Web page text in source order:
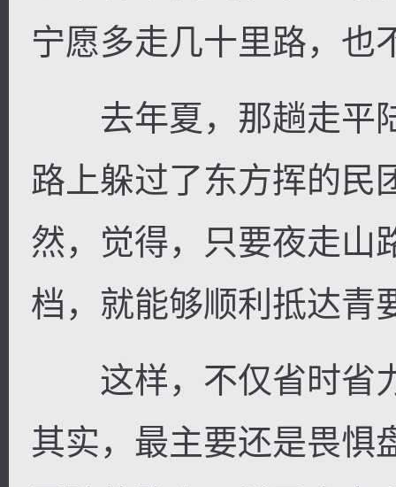
宁愿多走几十里路，也
去年夏，那趟走平
路上躲过了东方挥的民
然，觉得，只要夜走山
档，就能够顺利抵达青
这样，不仅省时省
其实，最主要还是畏惧